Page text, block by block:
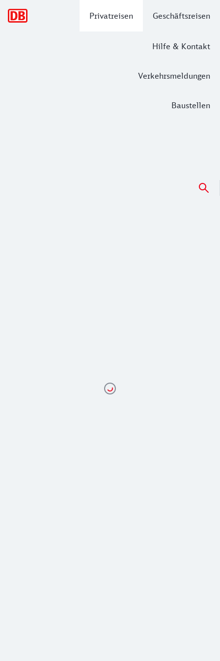
Privatreisen Geschäftsreisen
Hilfe & Kontakt
Verkehrsmeldungen
Baustellen